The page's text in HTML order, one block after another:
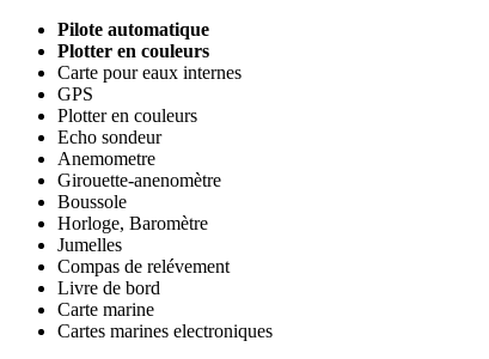
Pilote automatique
Plotter en couleurs
Carte pour eaux internes
GPS
Plotter en couleurs
Echo sondeur
Anemometre
Girouette-anenomètre
Boussole
Horloge, Baromètre
Jumelles
Compas de relévement
Livre de bord
Carte marine
Cartes marines electroniques